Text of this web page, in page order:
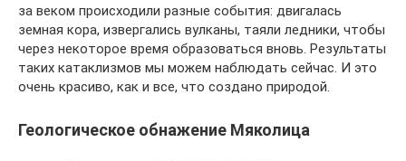
за веком происходили разные события: двигалась
земная кора, извергались вулканы, таяли ледники, чтобы
через некоторое время образоваться вновь. Результаты
таких катаклизмов мы можем наблюдать сейчас. И это
очень красиво, как и все, что создано природой.
Геологическое обнажение Мяколица